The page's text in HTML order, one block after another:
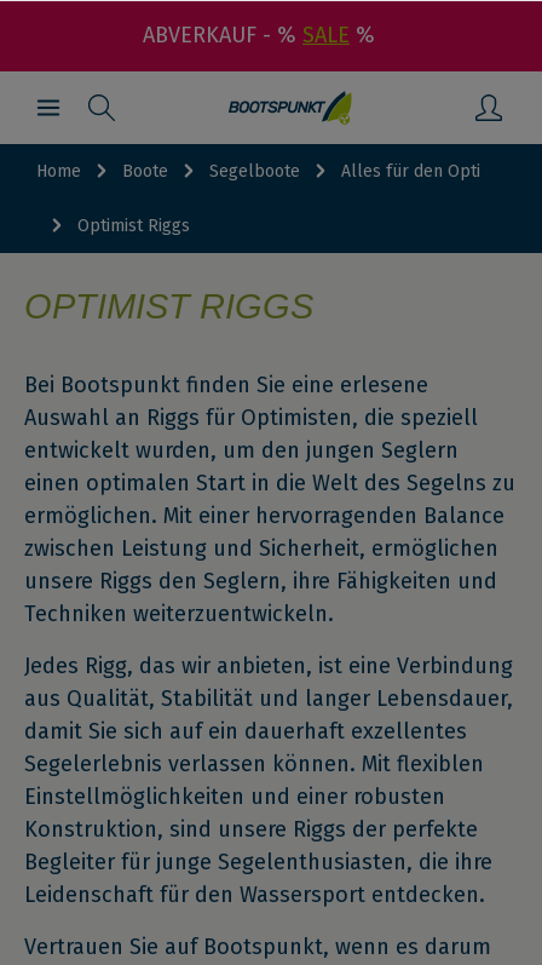
ABVERKAUF - % SALE %
Home Boote Segelboote Alles für den Opti
Optimist Riggs
OPTIMIST RIGGS
Bei Bootspunkt finden Sie eine erlesene
Auswahl an Riggs für Optimisten, die speziell
entwickelt wurden, um den jungen Seglern
einen optimalen Start in die Welt des Segelns zu
ermöglichen. Mit einer hervorragenden Balance
zwischen Leistung und Sicherheit, ermöglichen
unsere Riggs den Seglern, ihre Fähigkeiten und
Techniken weiterzuentwickeln.
Jedes Rigg, das wir anbieten, ist eine Verbindung
aus Qualität, Stabilität und langer Lebensdauer,
damit Sie sich auf ein dauerhaft exzellentes
Segelerlebnis verlassen können. Mit flexiblen
Einstellmöglichkeiten und einer robusten
Konstruktion, sind unsere Riggs der perfekte
Begleiter für junge Segelenthusiasten, die ihre
Leidenschaft für den Wassersport entdecken.
Vertrauen Sie auf Bootspunkt, wenn es darum